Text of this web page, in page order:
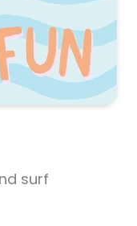
surf